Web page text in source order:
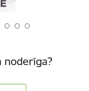
noderīga?